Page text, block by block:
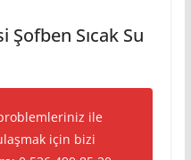
Sıcak Su
ile
için bizi